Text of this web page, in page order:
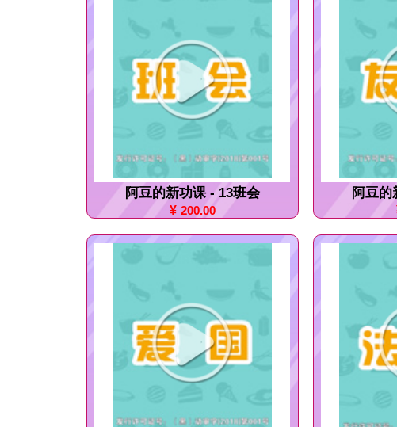
阿豆的新功课 - 13班会
¥ 200.00
阿豆的